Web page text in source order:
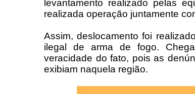
levantamento realizado pelas
realizada operação juntamente
Assim, deslocamento foi
ilegal de arma de fogo.
veracidade do fato, pois as
exibiam naquela região.